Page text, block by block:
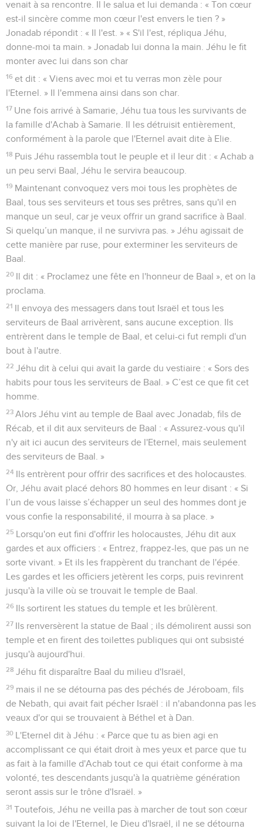
venait à sa rencontre. Il le salua et lui demanda : « Ton cœur
est-il sincère comme mon cœur l'est envers le tien ? »
Jonadab répondit : « Il l'est. » « S'il l'est, répliqua Jéhu,
donne-moi ta main. » Jonadab lui donna la main. Jéhu le fit
monter avec lui dans son char
16 et dit : « Viens avec moi et tu verras mon zèle pour
l'Eternel. » Il l'emmena ainsi dans son char.
17 Une fois arrivé à Samarie, Jéhu tua tous les survivants de
la famille d'Achab à Samarie. Il les détruisit entièrement,
conformément à la parole que l'Eternel avait dite à Elie.
18 Puis Jéhu rassembla tout le peuple et il leur dit : « Achab a
un peu servi Baal, Jéhu le servira beaucoup.
19 Maintenant convoquez vers moi tous les prophètes de
Baal, tous ses serviteurs et tous ses prêtres, sans qu'il en
manque un seul, car je veux offrir un grand sacrifice à Baal.
Si quelqu’un manque, il ne survivra pas. » Jéhu agissait de
cette manière par ruse, pour exterminer les serviteurs de
Baal.
20 Il dit : « Proclamez une fête en l'honneur de Baal », et on la
proclama.
21 Il envoya des messagers dans tout Israël et tous les
serviteurs de Baal arrivèrent, sans aucune exception. Ils
entrèrent dans le temple de Baal, et celui-ci fut rempli d'un
bout à l'autre.
22 Jéhu dit à celui qui avait la garde du vestiaire : « Sors des
habits pour tous les serviteurs de Baal. » C’est ce que fit cet
homme.
23 Alors Jéhu vint au temple de Baal avec Jonadab, fils de
Récab, et il dit aux serviteurs de Baal : « Assurez-vous qu'il
n'y ait ici aucun des serviteurs de l'Eternel, mais seulement
des serviteurs de Baal. »
24 Ils entrèrent pour offrir des sacrifices et des holocaustes.
Or, Jéhu avait placé dehors 80 hommes en leur disant : « Si
l’un de vous laisse s’échapper un seul des hommes dont je
vous confie la responsabilité, il mourra à sa place. »
25 Lorsqu'on eut fini d'offrir les holocaustes, Jéhu dit aux
gardes et aux officiers : « Entrez, frappez-les, que pas un ne
sorte vivant. » Et ils les frappèrent du tranchant de l'épée.
Les gardes et les officiers jetèrent les corps, puis revinrent
jusqu'à la ville où se trouvait le temple de Baal.
26 Ils sortirent les statues du temple et les brûlèrent.
27 Ils renversèrent la statue de Baal ; ils démolirent aussi son
temple et en firent des toilettes publiques qui ont subsisté
jusqu'à aujourd'hui.
28 Jéhu fit disparaître Baal du milieu d'Israël,
29 mais il ne se détourna pas des péchés de Jéroboam, fils
de Nebath, qui avait fait pécher Israël : il n'abandonna pas les
veaux d'or qui se trouvaient à Béthel et à Dan.
30 L'Eternel dit à Jéhu : « Parce que tu as bien agi en
accomplissant ce qui était droit à mes yeux et parce que tu
as fait à la famille d'Achab tout ce qui était conforme à ma
volonté, tes descendants jusqu'à la quatrième génération
seront assis sur le trône d'Israël. »
31 Toutefois, Jéhu ne veilla pas à marcher de tout son cœur
suivant la loi de l'Eternel, le Dieu d'Israël, il ne se détourna